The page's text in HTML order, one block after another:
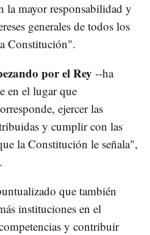
la mayor responsabilidad y
generales de todos los
Constitución".
por el Rey --ha
en el lugar que
ejercer las
y cumplir con las
la Constitución le señala",
que también
instituciones en el
y contribuir